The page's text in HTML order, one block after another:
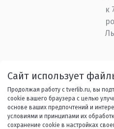
к
Назад 1 ...
42 43 ... 45
Сайт использует
Продолжая работу с tverlib.ru, вы
cookie вашего браузера с целью
основе ваших предпочтений и
условиями и принципами их
сохранение cookie в настройках